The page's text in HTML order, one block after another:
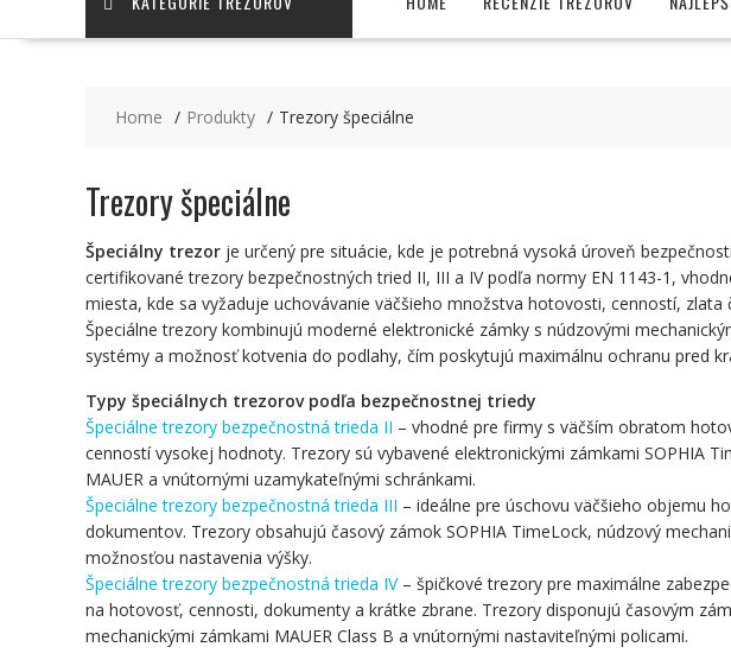
Home Produkty Trezory špeciálne
Trezory špeciálne
Špeciálny trezor je určený pre situácie, kde je potrebná vysoká úroveň
certifikované trezory bezpečnostných tried II, III a IV podľa normy EN 1143-1,
miesta, kde sa vyžaduje uchovávanie väčšieho množstva hotovosti, cenností,
Špeciálne trezory kombinujú moderné elektronické zámky s núdzovými
systémy a možnosť kotvenia do podlahy, čím poskytujú maximálnu ochranu pred
Typy špeciálnych trezorov podľa bezpečnostnej triedy
Špeciálne trezory bezpečnostná trieda II – vhodné pre firmy s väčším obratom
cenností vysokej hodnoty. Trezory sú vybavené elektronickými zámkami SOPHIA
MAUER a vnútornými uzamykateľnými schránkami.
Špeciálne trezory bezpečnostná trieda III – ideálne pre úschovu väčšieho objemu
dokumentov. Trezory obsahujú časový zámok SOPHIA TimeLock, núdzový
možnosťou nastavenia výšky.
Špeciálne trezory bezpečnostná trieda IV – špičkové trezory pre maximálne
na hotovosť, cennosti, dokumenty a krátke zbrane. Trezory disponujú časovým
mechanickými zámkami MAUER Class B a vnútornými nastaviteľnými policami.